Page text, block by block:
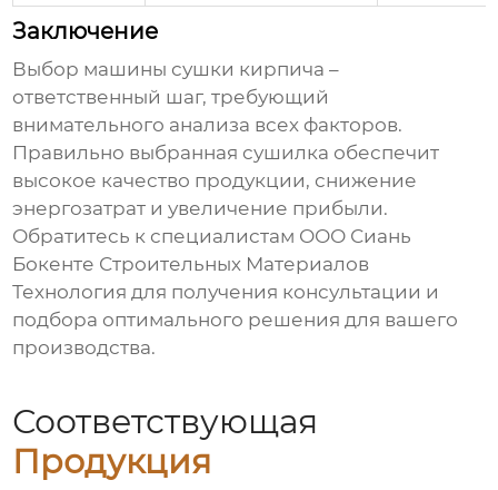
Заключение
Выбор машины сушки кирпича –
ответственный шаг, требующий
внимательного анализа всех факторов.
Правильно выбранная сушилка обеспечит
высокое качество продукции, снижение
энергозатрат и увеличение прибыли.
Обратитесь к специалистам ООО Сиань
Бокенте Строительных Материалов
Технология для получения консультации и
подбора оптимального решения для вашего
производства.
Соответствующая
Продукция